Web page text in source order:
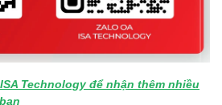
Technology để nhận thêm nhiều